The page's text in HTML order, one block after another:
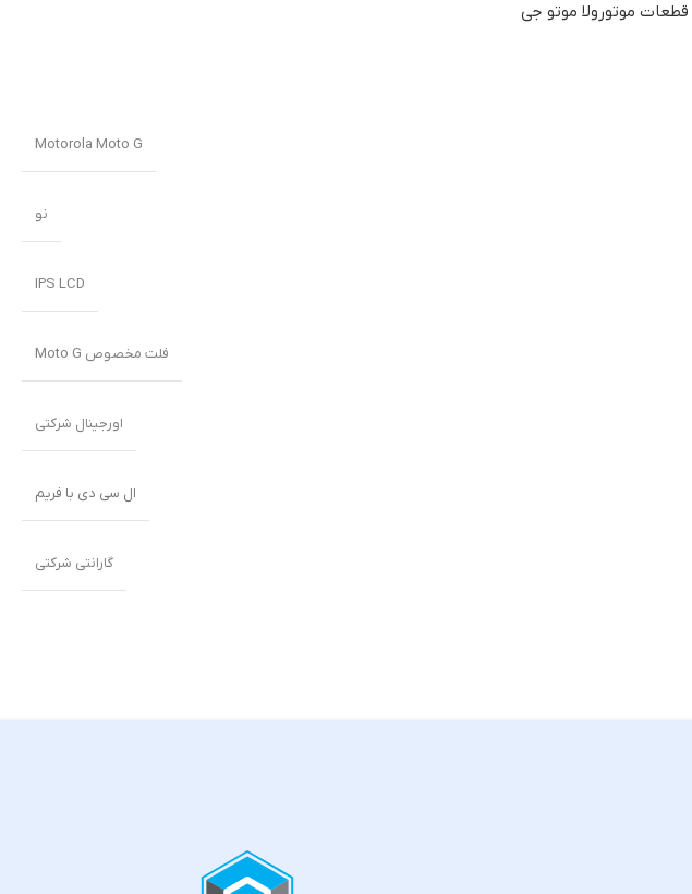
قطعات موتورولا موتو جی
Motorola Moto G
نو
IPS LCD
فلت مخصوص Moto G
اورجینال شرکتی
ال سی دی با فریم
گارانتی شرکتی